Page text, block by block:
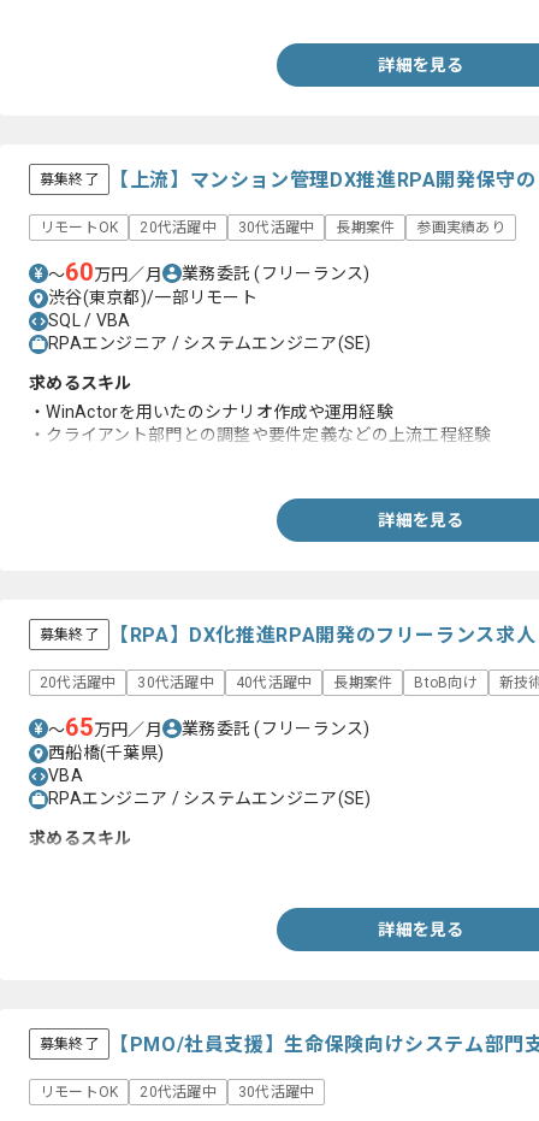
詳細を見る
募集終了 【上流】マンション管理DX推進RPA開発保守
リモートOK 20代活躍中 30代活躍中 長期案件 参画実績あり
〜60万円／月 業務委託(フリーランス)
渋谷(東京都)/一部リモート
SQL / VBA
RPAエンジニア / システムエンジニア(SE)
求めるスキル
・WinActorを用いたのシナリオ作成や運用経験
・クライアント部門との調整や要件定義などの上流工程経験
詳細を見る
募集終了 【RPA】DX化推進RPA開発のフリーランス求
20代活躍中 30代活躍中 40代活躍中 長期案件 BtoB向け 新技
〜65万円／月 業務委託(フリーランス)
西船橋(千葉県)
VBA
RPAエンジニア / システムエンジニア(SE)
求めるスキル
詳細を見る
募集終了 【PMO/社員支援】生命保険向けシステム部門
リモートOK 20代活躍中 30代活躍中